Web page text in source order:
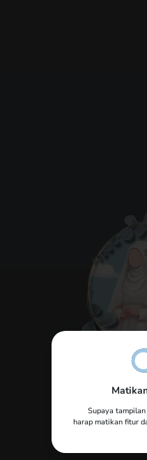
The
Inar
Supaya
harap matikan fitur